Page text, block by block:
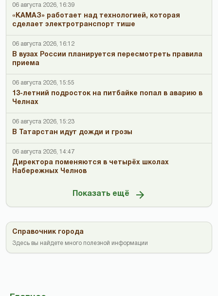
06 августа 2026, 16:39
«КАМАЗ» работает над технологией, которая
сделает электротранспорт тише
06 августа 2026, 16:12
В вузах России планируется пересмотреть правила
приема
06 августа 2026, 15:55
13-летний подросток на питбайке попал в аварию в
Челнах
06 августа 2026, 15:23
В Татарстан идут дожди и грозы
06 августа 2026, 14:47
Директора поменяются в четырёх школах
Набережных Челнов
Показать ещё
Справочник города
Здесь вы найдете много полезной информации